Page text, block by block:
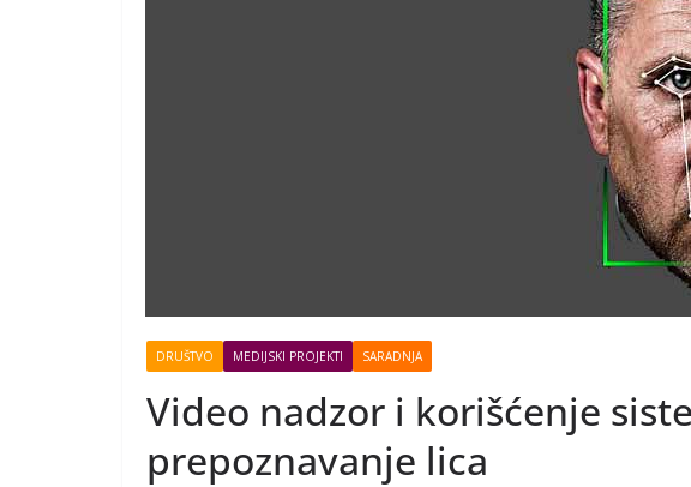
DRUŠTVO MEDIJSKI PROJEKTI SARADNJA
Video nadzor i korišćenje
prepoznavanje lica